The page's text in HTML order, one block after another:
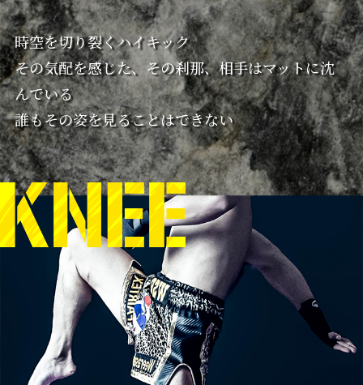
時空を切り裂くハイキック
その気配を感じた、その刹那、相手はマットに沈
んでいる
誰もその姿を見ることはできない